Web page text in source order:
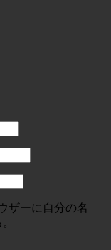
ザーに自分の名